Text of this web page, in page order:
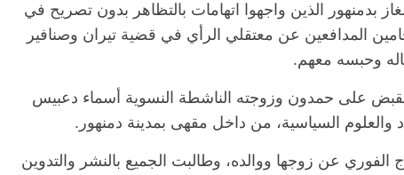
الذين واجهوا اتهامات بالتظاهر بدون تصريح في
المدافعين عن معتقلي الرأي في قضية تيران وصنافير
القبض على حمدون وزوجته الناشطة النسوية أسماء دعبيس
والعلوم السياسية، من داخل مقهى بمدينة دمنهور.
عن زوجها ووالده، وطالبت الجميع بالنشر والتدوين